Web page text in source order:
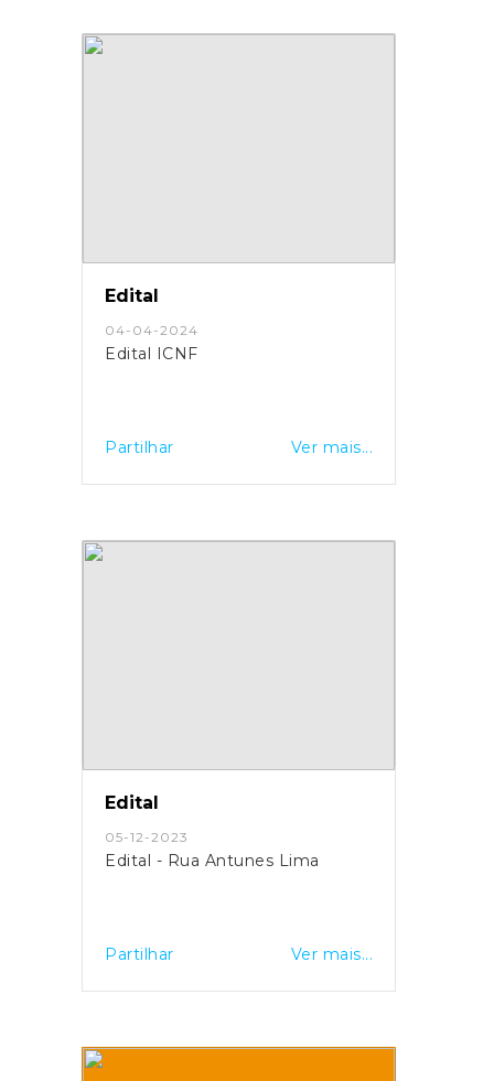
Edital
04-04-2024
Edital ICNF
Partilhar Ver mais...
Edital
05-12-2023
Edital - Rua Antunes Lima
Partilhar Ver mais...